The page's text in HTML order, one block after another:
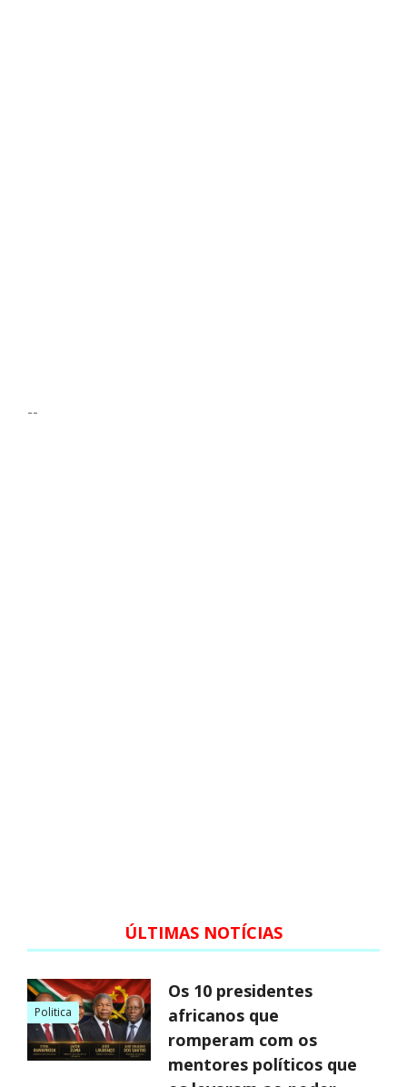
--
ÚLTIMAS NOTÍCIAS
Politica
Os 10 presidentes
africanos que
romperam com os
mentores políticos que